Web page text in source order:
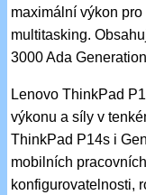
maximální výkon
multitasking.
3000 Ada
Lenovo ThinkPad
výkonu a síly v
ThinkPad P14s i
mobilních
konfigurovatelnosti,